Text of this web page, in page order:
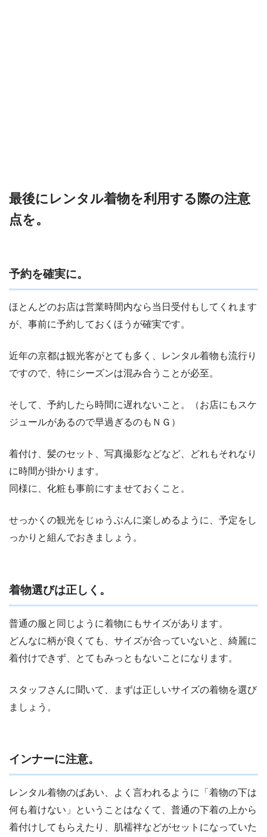
最後にレンタル着物を利用する際の注意
点を。
予約を確実に。
ほとんどのお店は営業時間内なら当日受付もしてくれます
が、事前に予約しておくほうが確実です。
近年の京都は観光客がとても多く、レンタル着物も流行り
ですので、特にシーズンは混み合うことが必至。
そして、予約したら時間に遅れないこと。（お店にもスケ
ジュールがあるので早過ぎるのもＮＧ）
着付け、髪のセット、写真撮影などなど、どれもそれなり
に時間が掛かります。
同様に、化粧も事前にすませておくこと。
せっかくの観光をじゅうぶんに楽しめるように、予定をし
っかりと組んでおきましょう。
着物選びは正しく。
普通の服と同じように着物にもサイズがあります。
どんなに柄が良くても、サイズが合っていないと、綺麗に
着付けできず、とてもみっともないことになります。
スタッフさんに聞いて、まずは正しいサイズの着物を選び
ましょう。
インナーに注意。
レンタル着物のばあい、よく言われるように「着物の下は
何も着けない」ということはなくて、普通の下着の上から
着付けしてもらえたり、肌襦袢などがセットになっていた